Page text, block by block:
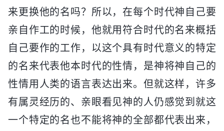
来更换他的名吗？所以，在每个时代神自己要
亲自作工的时候，他就用符合时代的名来概括
自己要作的工作，以这个具有时代意义的特定
的名来代表他本时代的性情，是神将神自己的
性情用人类的语言表达出来。但就这样，许多
有属灵经历的、亲眼看见神的人仍感觉到就这
一个特定的名也不能将神的全部都代表出来，